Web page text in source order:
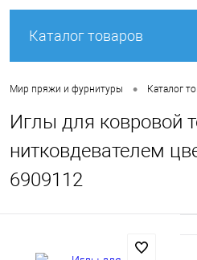
Каталог товаров
Мир пряжи и фурнитуры • Каталог
Иглы для ковровой
нитковдевателем
6909112